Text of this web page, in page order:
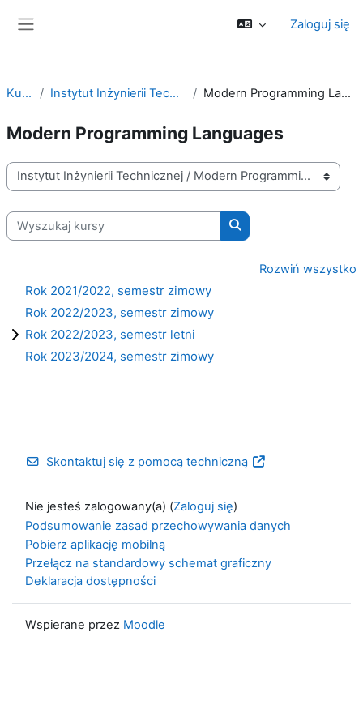
Zaloguj się
Kursy Instytut Inżynierii Technicznej Modern Programming Languages
Modern Programming Languages
Kategorie kursów
Wyszukaj kursy
Wyszukaj kursy
Rozwiń wszystko
Rok 2021/2022, semestr zimowy
Rok 2022/2023, semestr zimowy
Rok 2022/2023, semestr letni
Rok 2023/2024, semestr zimowy
Skontaktuj się z pomocą techniczną
Nie jesteś zalogowany(a) (Zaloguj się)
Podsumowanie zasad przechowywania danych
Pobierz aplikację mobilną
Przełącz na standardowy schemat graficzny
Deklaracja dostępności
Wspierane przez Moodle